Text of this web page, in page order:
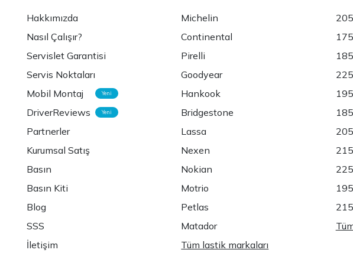
Hakkımızda
Nasıl Çalışır?
Servislet Garantisi
Servis Noktaları
Mobil Montaj
Yeni
DriverReviews Yeni
Partnerler
Kurumsal Satış
Basın
Basın Kiti
Blog
SSS
İletişim
Michelin
Continental
Pirelli
Goodyear
Hankook
Bridgestone
Lassa
Nexen
Nokian
Motrio
Petlas
Matador
Tüm lastik markaları